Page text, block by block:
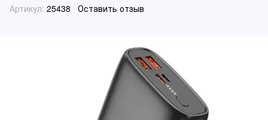
Артикул: 25438 Оставить отзыв